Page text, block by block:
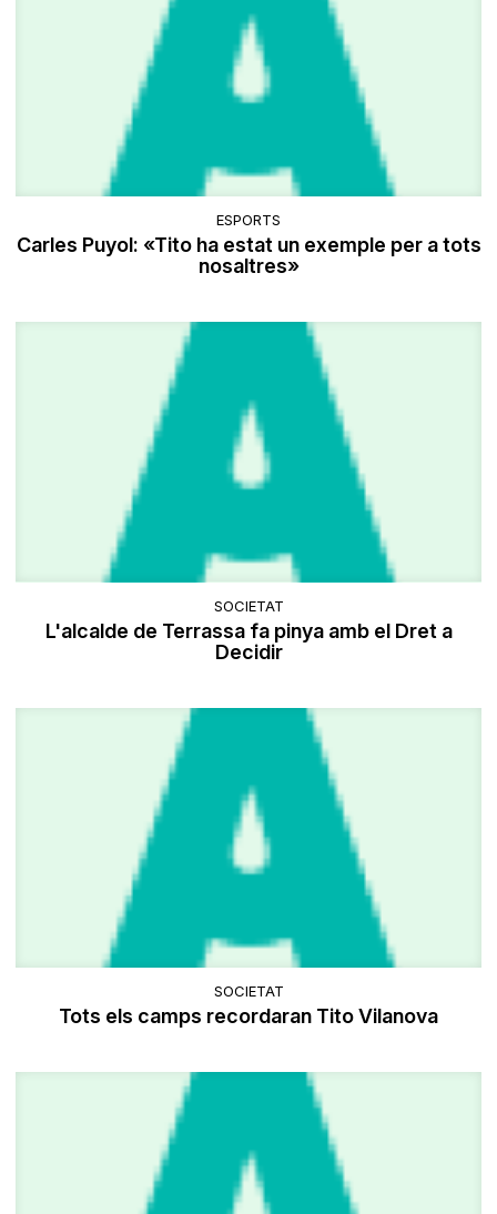
ESPORTS
Carles Puyol: «Tito ha estat un exemple per a tots
nosaltres»
SOCIETAT
L'alcalde de Terrassa fa pinya amb el Dret a
Decidir
SOCIETAT
Tots els camps recordaran Tito Vilanova